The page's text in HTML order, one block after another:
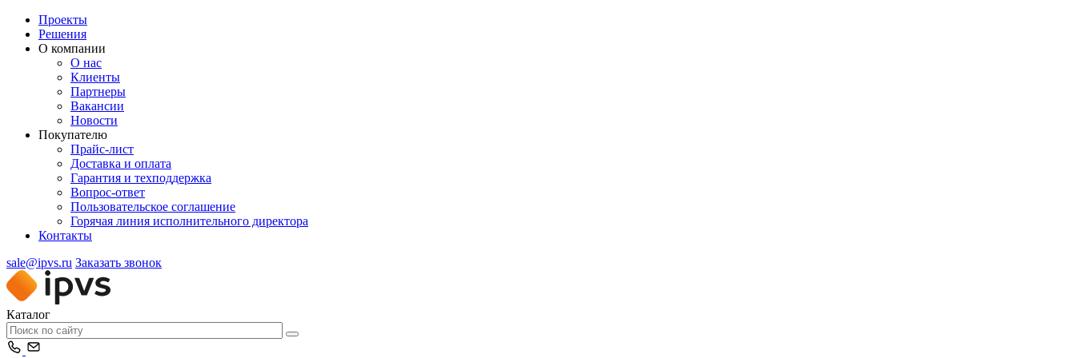
Проекты
Решения
О компании
О нас
Клиенты
Партнеры
Вакансии
Новости
Покупателю
Прайс-лист
Доставка и оплата
Гарантия и техподдержка
Вопрос-ответ
Пользовательское соглашение
Горячая линия исполнительного директора
Контакты
sale@ipvs.ru Заказать звонок
Каталог